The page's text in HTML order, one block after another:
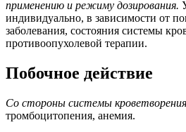
применению и режиму дозирования.
индивидуально, в зависимости от
заболевания, состояния системы
противоопухолевой терапии.
Побочное действие
Со стороны системы
тромбоцитопения, анемия.